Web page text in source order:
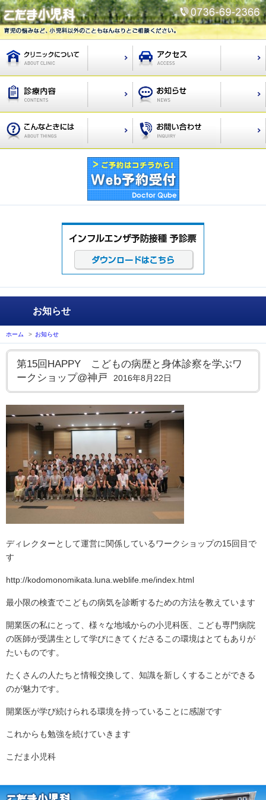
お知らせ
ホーム > お知らせ
第15回HAPPY こどもの病歴と身体診察を学ぶワ
ークショップ@神戸
2016年8月22日
ディレクターとして運営に関係しているワークショップの15回目で
す
http://kodomonomikata.luna.weblife.me/index.html
最小限の検査でこどもの病気を診断するための方法を教えています
開業医の私にとって、様々な地域からの小児科医、こども専門病院
の医師が受講生として学びにきてくださるこの環境はとてもありが
たいものです。
たくさんの人たちと情報交換して、知識を新しくすることができる
のが魅力です。
開業医が学び続けられる環境を持っていることに感謝です
これからも勉強を続けていきます
こだま小児科